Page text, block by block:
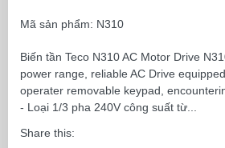
Mã sản phẩm: N310
Biến tần Teco N310 AC Motor Drive
power range, reliable AC Drive
operater removable keypad,
- Loại 1/3 pha 240V công suất từ...
Share this: